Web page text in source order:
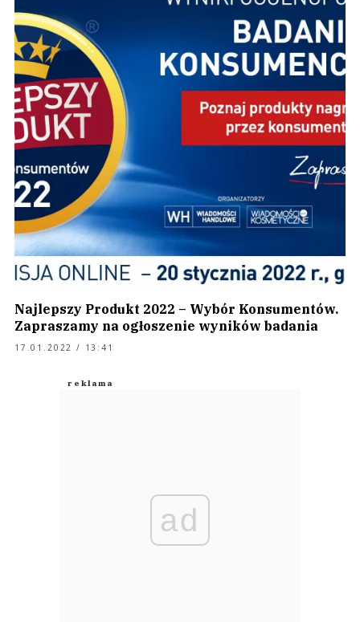
Najlepszy Produkt 2022 – Wybór Konsumentów.
Zapraszamy na ogłoszenie wyników badania
17.01.2022 / 13:41
ad